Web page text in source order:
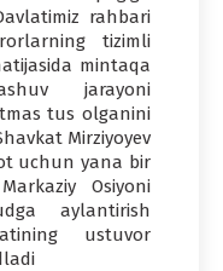
rahbari
tizimli
mintaqa
jarayoni
tus olganini
Mirziyoyev
uchun yana bir
Osiyoni
aylantirish
ustuvor